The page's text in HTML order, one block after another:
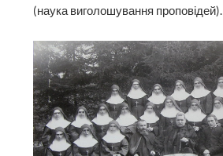
(наука виголошування проповідей).